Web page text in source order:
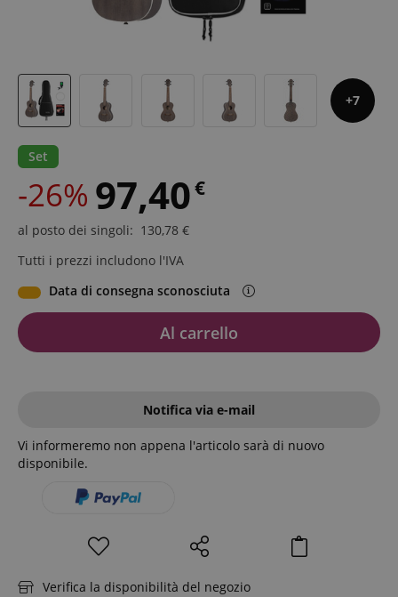
7
Set
-26% 97,40€
al posto dei singoli: 130,78 €
Tutti i prezzi includono l'IVA
Data di consegna sconosciuta
Al carrello
Notifica via e-mail
Vi informeremo non appena l'articolo sarà di nuovo
disponibile.
Verifica la disponibilità del negozio